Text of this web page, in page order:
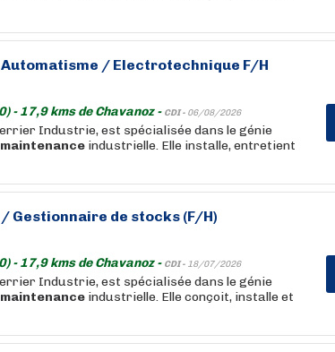
Automatisme / Electrotechnique F/H
- 17,9 kms de Chavanoz - CDI - 06/08/2026
Industrie, est spécialisée dans le génie
maintenance industrielle. Elle installe, entretient
/ Gestionnaire de stocks (F/H)
- 17,9 kms de Chavanoz - CDI - 18/07/2026
Industrie, est spécialisée dans le génie
maintenance industrielle. Elle conçoit, installe et